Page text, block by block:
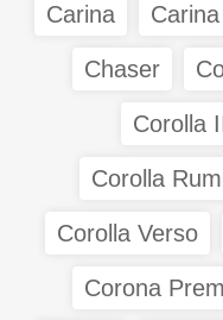
Carina
Chaser
Corolla
Corolla
Corolla Verso
Corona